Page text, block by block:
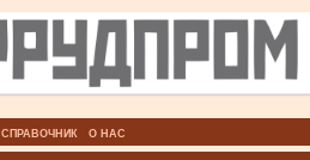
СПРАВОЧНИК О НАС